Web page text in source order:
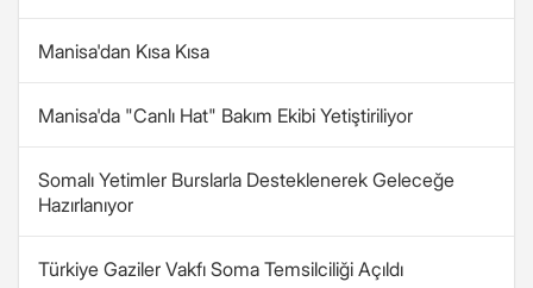
Manisa'dan Kısa Kısa
Manisa'da "Canlı Hat" Bakım Ekibi Yetiştiriliyor
Somalı Yetimler Burslarla Desteklenerek Geleceğe
Hazırlanıyor
Türkiye Gaziler Vakfı Soma Temsilciliği Açıldı